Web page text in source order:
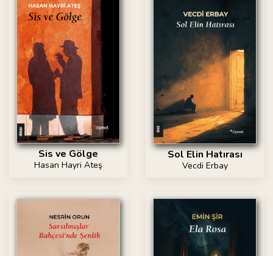
Sis ve Gölge
Hasan Hayri Ateş
Sol Elin Hatırası
Vecdi Erbay